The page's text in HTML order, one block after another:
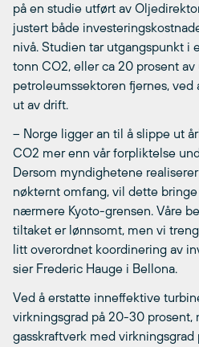
på en studie utført av
justert både
nivå. Studien tar utgangspunkt i
tonn CO2, eller ca 20 prosent
petroleumssektoren fjernes,
ut av drift.
– Norge ligger an til å slippe ut
CO2 mer enn vår forpliktelse
Dersom myndighetene
nøkternt omfang, vil dette
nærmere Kyoto-grensen. Våre
tiltaket er lønnsomt, men vi
litt overordnet koordinering av
sier Frederic Hauge i Bellona.
Ved å erstatte inneffektive
virkningsgrad på 20-30 prosent,
gasskraftverk med